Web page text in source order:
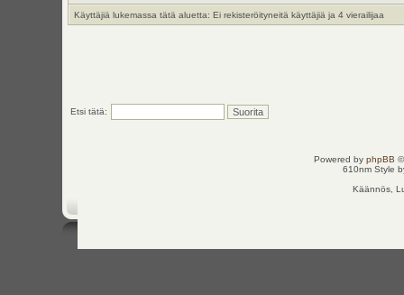
Käyttäjiä lukemassa tätä aluetta: Ei rekisteröityneitä käyttäjiä ja 4 vierailijaa
Etsi tätä:
Powered by phpBB
610nm Style
Käännös,